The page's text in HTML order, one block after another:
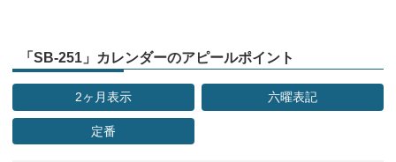
「SB-251」カレンダーのアピールポイント
2ヶ月表示 六曜表記
定番